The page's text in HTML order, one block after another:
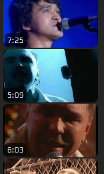
7:25
5:09
6:03